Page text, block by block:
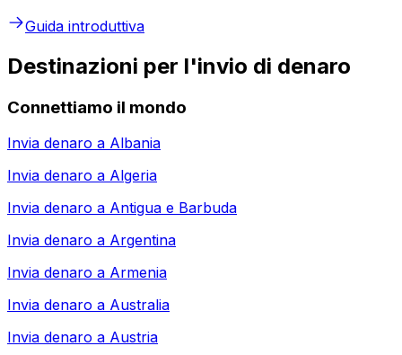
Guida introduttiva
Destinazioni per l'invio di denaro
Connettiamo il mondo
Invia denaro a Albania
Invia denaro a Algeria
Invia denaro a Antigua e Barbuda
Invia denaro a Argentina
Invia denaro a Armenia
Invia denaro a Australia
Invia denaro a Austria